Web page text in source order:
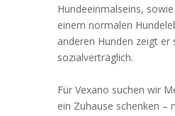
Hundeeinmalseins,
einem normalen
anderen Hunden zeigt er
sozialverträglich.
Für Vexano suchen wir
ein Zuhause schenken –